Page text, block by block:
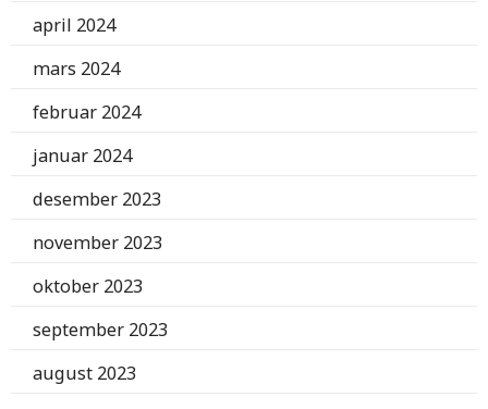
april 2024
mars 2024
februar 2024
januar 2024
desember 2023
november 2023
oktober 2023
september 2023
august 2023